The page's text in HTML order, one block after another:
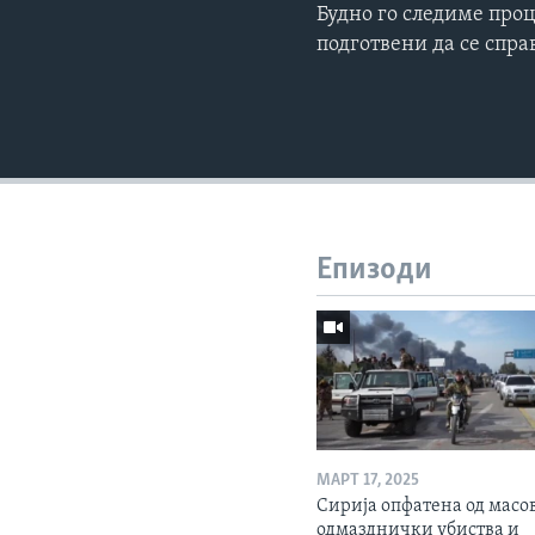
Будно го следиме
подготвени да се
Епизоди
МАРТ 17, 2025
Сирија опфатена од
одмазднички убиства и